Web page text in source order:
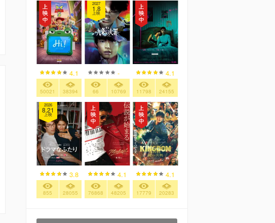
4.1
50021 38394
2027
1.8
上映
-
66 10769
4.1
11798 24155
2026
8.21
上映
3.8
855 28055
4.1
76868 48205
4.1
17779 20283